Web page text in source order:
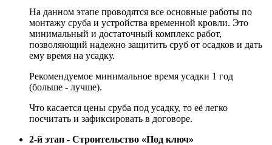
На данном этапе проводятся все основные работы по
монтажу сруба и устройства временной кровли. Это
минимальный и достаточный комплекс работ,
позволяющий надежно защитить сруб от осадков и дать
ему время на усадку.
Рекомендуемое минимальное время усадки 1 год
(больше - лучше).
Что касается цены сруба под усадку, то её легко
посчитать и зафиксировать в договоре.
2-й этап - Строительство «Под ключ»